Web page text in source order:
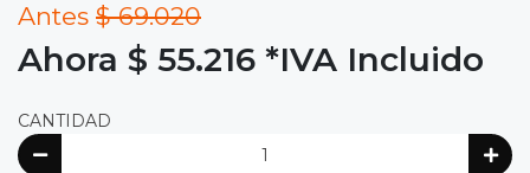
Antes $ 69.020
Ahora $ 55.216 *IVA Incluido
CANTIDAD